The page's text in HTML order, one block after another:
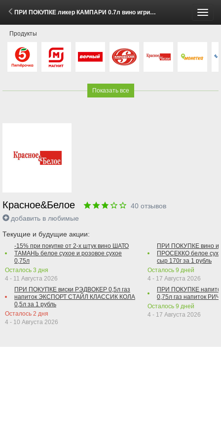
ПРИ ПОКУПКЕ ликер КАМПАРИ 0.7л вино игристое ПРОССИМО белое брют 0.75л со скидкой 400 рублей (2 Июня - 31 Августа 2026)
Продукты
Показать все
Красное&Белое 40 отзывов
добавить в любимые
Текущие и будущие акции:
-15% при покупке от 2-х штук вино ШАТО
ТАМАНЬ белое сухое и розовое сухое
0,75л
Осталось 3 дня
4 - 11 Августа 2026
ПРИ ПОКУПКЕ виски РЭДВОКЕР 0,5л газ
напиток ЭКСПОРТ СТАЙЛ КЛАССИК КОЛА
0,5л за 1 рубль
Осталось 2 дня
4 - 10 Августа 2026
ПРИ ПОКУПКЕ вино
ПРОСЕККО белое
сыр 170г за 1 рубль
Осталось 9 дней
4 - 17 Августа 2026
ПРИ ПОКУПКЕ
0,75л газ напиток
Осталось 9 дней
4 - 17 Августа 2026